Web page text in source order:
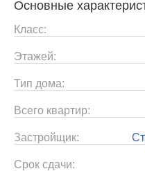
Основные
Класс:
Этажей:
Тип дома:
Всего квартир:
Застройщик:
Срок сдачи: